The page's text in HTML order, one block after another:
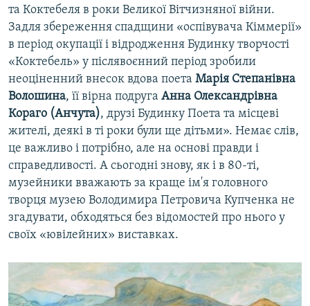
та Коктебеля в роки Великої Вітчизняної війни.
Задля збереження спадщини «оспівувача Кіммерії»
в період окупації і відродження Будинку творчості
«Коктебель» у післявоєнний період зробили
неоціненний внесок вдова поета Марія Степанівна
Волошина, її вірна подруга Анна Олександрівна
Кораго (Анчута), друзі Будинку Поета та місцеві
жителі, деякі в ті роки були ще дітьми». Немає слів,
це важливо і потрібно, але на основі правди і
справедливості. А сьогодні знову, як і в 80-ті,
музейники вважають за краще ім'я головного
творця музею Володимира Петровича Купченка не
згадувати, обходяться без відомостей про нього у
своїх «ювілейних» виставках.